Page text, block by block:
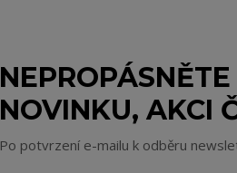
NOVINKU, AKCI
Po potvrzení e-mailu k odběru